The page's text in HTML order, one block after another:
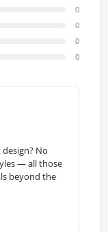
0
0
0
0
No
— all those
beyond the